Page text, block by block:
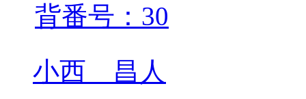
背番号：30
小西 昌人